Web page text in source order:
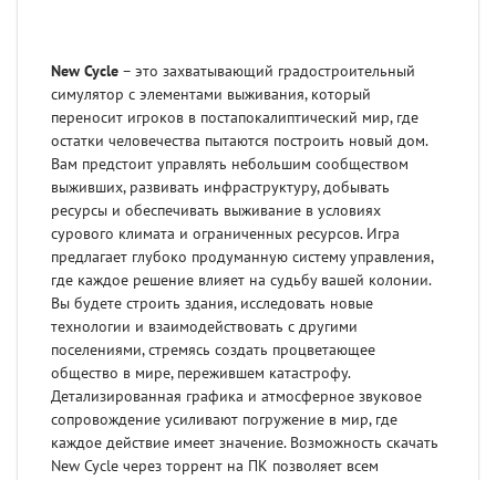
New Cycle – это захватывающий градостроительный
симулятор с элементами выживания, который
переносит игроков в постапокалиптический мир, где
остатки человечества пытаются построить новый дом.
Вам предстоит управлять небольшим сообществом
выживших, развивать инфраструктуру, добывать
ресурсы и обеспечивать выживание в условиях
сурового климата и ограниченных ресурсов. Игра
предлагает глубоко продуманную систему управления,
где каждое решение влияет на судьбу вашей колонии.
Вы будете строить здания, исследовать новые
технологии и взаимодействовать с другими
поселениями, стремясь создать процветающее
общество в мире, пережившем катастрофу.
Детализированная графика и атмосферное звуковое
сопровождение усиливают погружение в мир, где
каждое действие имеет значение. Возможность скачать
New Cycle через торрент на ПК позволяет всем